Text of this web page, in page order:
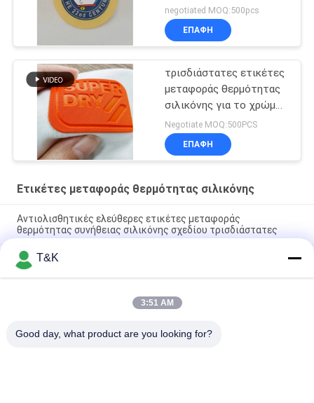
σιδερώματος σχεδίων
κινούμενων σχεδίων
negotiated MOQ:500pcs
ΕΠΑΦΉ
τρισδιάστατες ετικέτες
μεταφοράς θερμότητας
σιλικόνης για το χρώμα
Pantone εμπορικών
σημάτων ιματισμού
Negotiate MOQ:500PCS
ΕΠΑΦΉ
Ετικέτες μεταφοράς θερμότητας σιλικόνης
Αντιολισθητικές ελεύθερες ετικέτες μεταφοράς
θερμότητας συνήθειας σιλικόνης σχεδίου τρισδιάστατες
Λαμπρό μπάλωμα εκτύπωσης μεταξιού εργοστασίων
ετικετών μεταφοράς θερμότητας σιλικόνης 1.2mm
Τα ζώα διαμορφώνουν την τρισδιάστατη λαστιχένια
εκτύπωση πυριτίου ετικετών ενδυμάτων μεταφοράς
T&K
3:51 AM
Good day, what product are you looking for?